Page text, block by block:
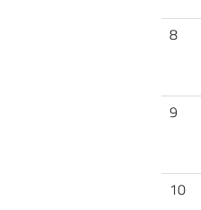
8
9
10